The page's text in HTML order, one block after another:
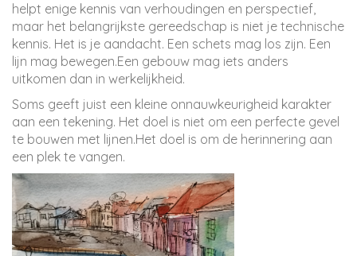
helpt enige kennis van verhoudingen en perspectief,
maar het belangrijkste gereedschap is niet je technische
kennis. Het is je aandacht. Een schets mag los zijn. Een
lijn mag bewegen.Een gebouw mag iets anders
uitkomen dan in werkelijkheid.
Soms geeft juist een kleine onnauwkeurigheid karakter
aan een tekening. Het doel is niet om een perfecte gevel
te bouwen met lijnen.Het doel is om de herinnering aan
een plek te vangen.